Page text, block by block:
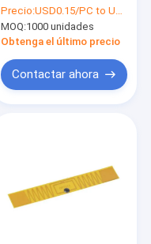
información de
contacto NFC
impermeable
precio barato
pegamento redondo
Precio:USD0.15/PC to USD0.5/PC
MOQ:1000 unidades
Obtenga el último precio
Contactar ahora